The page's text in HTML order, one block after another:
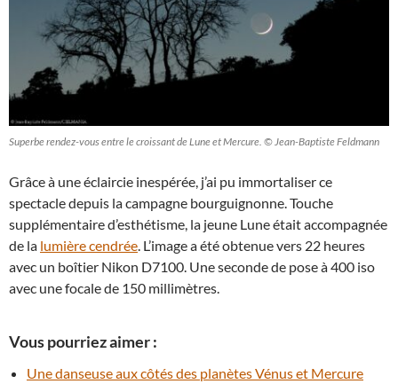
Superbe rendez-vous entre le croissant de Lune et Mercure. © Jean-Baptiste Feldmann
Grâce à une éclaircie inespérée, j’ai pu immortaliser ce
spectacle depuis la campagne bourguignonne. Touche
supplémentaire d’esthétisme, la jeune Lune était accompagnée
de la lumière cendrée . L’image a été obtenue vers 22 heures
avec un boîtier Nikon D7100. Une seconde de pose à 400 iso
avec une focale de 150 millimètres.
Vous pourriez aimer :
Une danseuse aux côtés des planètes Vénus et Mercure